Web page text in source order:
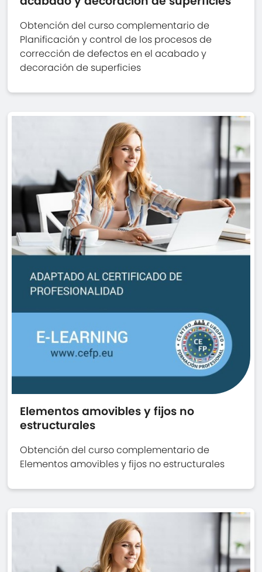
Obtención del curso complementario de
Planificación y control de los procesos de
corrección de defectos en el acabado y
decoración de superficies
Elementos amovibles y fijos no
estructurales
Obtención del curso complementario de
Elementos amovibles y fijos no estructurales